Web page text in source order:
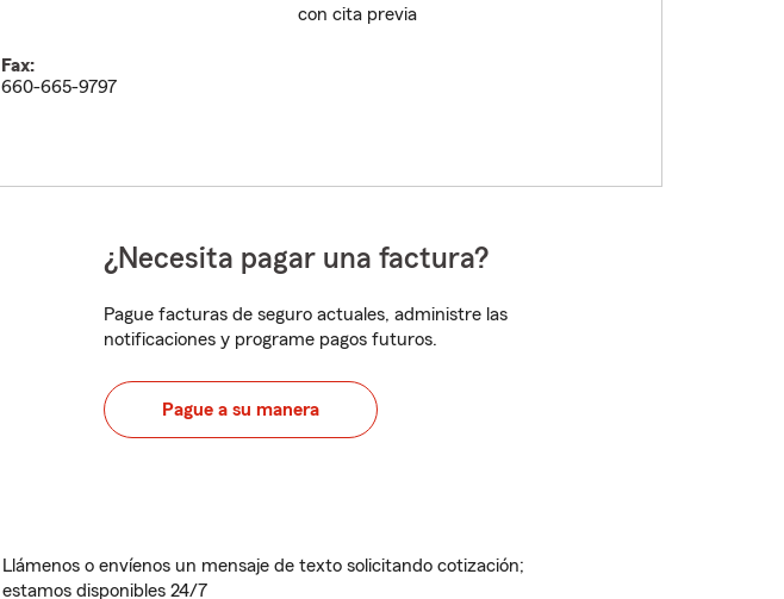
con cita previa
Fax:
660-665-9797
¿Necesita pagar una factura?
Pague facturas de seguro actuales, administre las
notificaciones y programe pagos futuros.
Pague a su manera
Llámenos o envíenos un mensaje de texto solicitando cotización;
estamos disponibles 24/7